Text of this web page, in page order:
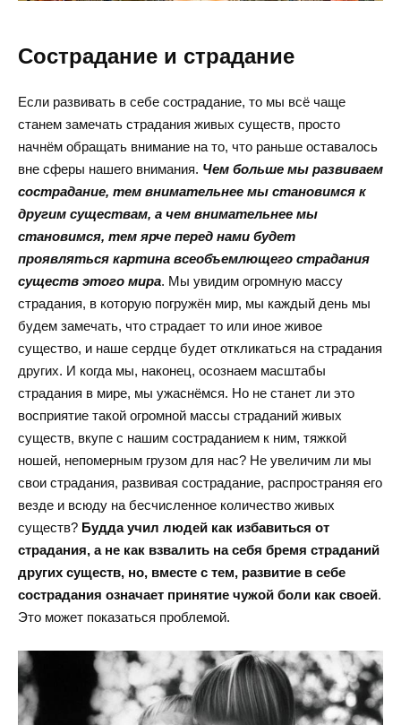
Сострадание и страдание
Если развивать в себе сострадание, то мы всё чаще
станем замечать страдания живых существ, просто
начнём обращать внимание на то, что раньше оставалось
вне сферы нашего внимания. Чем больше мы развиваем
сострадание, тем внимательнее мы становимся к
другим существам, а чем внимательнее мы
становимся, тем ярче перед нами будет
проявляться картина всеобъемлющего страдания
существ этого мира. Мы увидим огромную массу
страдания, в которую погружён мир, мы каждый день мы
будем замечать, что страдает то или иное живое
существо, и наше сердце будет откликаться на страдания
других. И когда мы, наконец, осознаем масштабы
страдания в мире, мы ужаснёмся. Но не станет ли это
восприятие такой огромной массы страданий живых
существ, вкупе с нашим состраданием к ним, тяжкой
ношей, непомерным грузом для нас? Не увеличим ли мы
свои страдания, развивая сострадание, распространяя его
везде и всюду на бесчисленное количество живых
существ? Будда учил людей как избавиться от
страдания, а не как взвалить на себя бремя страданий
других существ, но, вместе с тем, развитие в себе
сострадания означает принятие чужой боли как своей.
Это может показаться проблемой.